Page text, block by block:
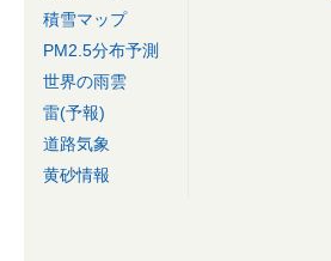
積雪マップ
PM2.5分布予測
世界の雨雲
雷(予報)
道路気象
黄砂情報